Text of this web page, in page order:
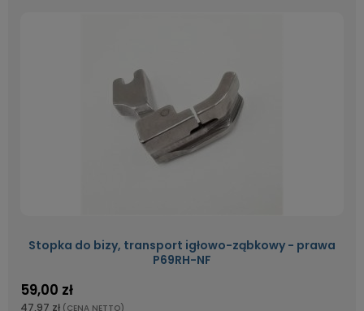
Stopka do bizy, transport igłowo-ząbkowy - prawa
P69RH-NF
59,00 zł
47,97 zł (CENA NETTO)